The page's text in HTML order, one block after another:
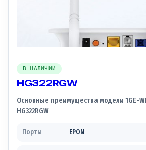
В НАЛИЧИИ
HG322RGW
Основные преимущества модели 1GE-
HG322RGW
Порты EPON